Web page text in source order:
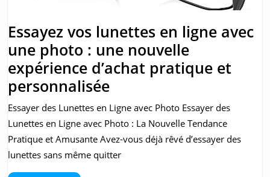
Essayez vos lunettes en ligne avec
une photo : une nouvelle
expérience d’achat pratique et
personnaliséeEssayez
vos
lunettes
en
ligne
Essayer des Lunettes en Ligne avec Photo Essayer des
Lunettes en Ligne avec Photo : La Nouvelle Tendance
Pratique et Amusante Avez-vous déjà rêvé d’essayer des
lunettes sans même quitter